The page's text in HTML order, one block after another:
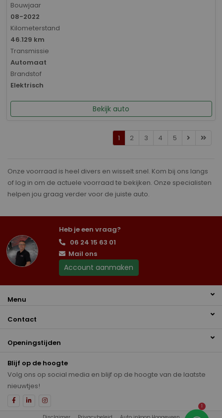
Bouwjaar
08-2022
Kilometerstand
46.129 km
Transmissie
Automaat
Brandstof
Elektrisch
Bekijk auto
1 2 3 4 5
Onze voorraad is heel divers en wisselt snel. Kom bij ons langs
of log in om de actuele voorraad te bekijken. Onze specialisten
helpen jou graag verder voor de juiste auto.
Heb je een vraag?
06 24 15 63 01
Mail ons
Account aanmaken
Menu
Contact
Openingstijden
Blijf op de hoogte
Volg ons op social media en blijf op de hoogte van de laatste
nieuwtjes!
1